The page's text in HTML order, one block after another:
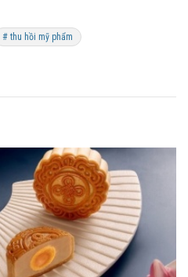
# thu hồi mỹ phẩm